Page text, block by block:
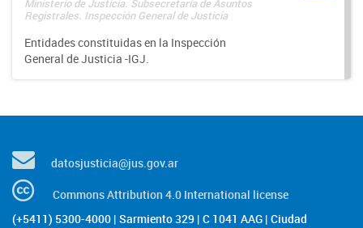
Ministerio de Justicia. Subsecretaría de Asuntos
Registrales. Inspección General de Justicia
Entidades constituidas en la Inspección
General de Justicia -IGJ.
datosjusticia@jus.gov.ar
Commons Attribution 4.0 International license
(+5411) 5300-4000 | Sarmiento 329 | C 1041 AAG | Ciudad